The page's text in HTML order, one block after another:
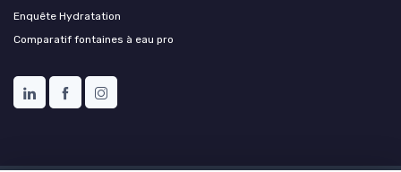
Enquête Hydratation
Comparatif fontaines à eau pro